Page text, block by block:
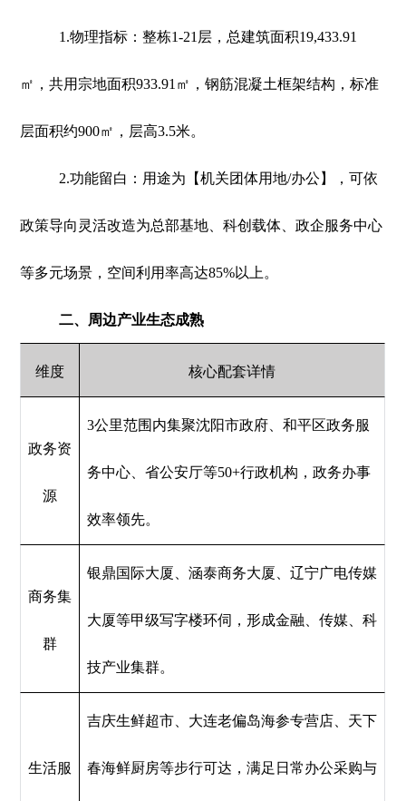
1.物理指标：整栋1-21层，总建筑面积19,433.91
㎡，共用宗地面积933.91㎡，钢筋混凝土框架结构，标准
层面积约900㎡，层高3.5米。
2.功能留白：用途为【机关团体用地/办公】，可依
政策导向灵活改造为总部基地、科创载体、政企服务中心
等多元场景，空间利用率高达85%以上。
二、周边产业生态成熟
维度 核心配套详情
政务资
源
3公里范围内集聚沈阳市政府、和平区政务服
务中心、省公安厅等50+行政机构，政务办事
效率领先。
商务集
群
银鼎国际大厦、涵泰商务大厦、辽宁广电传媒
大厦等甲级写字楼环伺，形成金融、传媒、科
技产业集群。
生活服
吉庆生鲜超市、大连老偏岛海参专营店、天下
春海鲜厨房等步行可达，满足日常办公采购与